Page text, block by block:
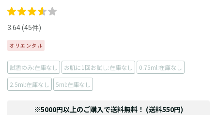
3.64 (45件)
オリエンタル
試香のみ:在庫なし お肌に1回お試し:在庫なし 0.75ml:在庫なし
2.5ml:在庫なし 5ml:在庫なし
※5000円以上のご購入で送料無料！ (送料550円)